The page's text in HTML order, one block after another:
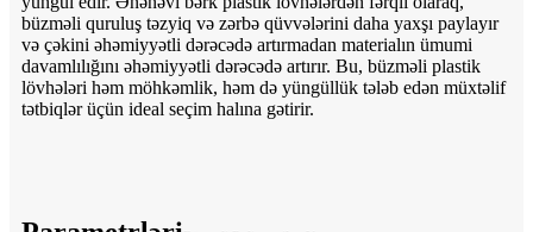
büzməli quruluş təzyiq və zərbə qüvvələrini daha yaxşı paylayır
və çəkini əhəmiyyətli dərəcədə artırmadan materialın ümumi
davamlılığını əhəmiyyətli dərəcədə artırır. Bu, büzməli plastik
lövhələri həm möhkəmlik, həm də yüngüllük tələb edən müxtəlif
tətbiqlər üçün ideal seçim halına gətirir.